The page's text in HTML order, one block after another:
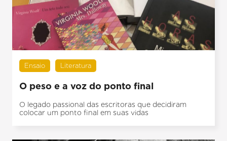
Ensaio Literatura
O peso e a voz do ponto final
O legado passional das escritoras que decidiram
colocar um ponto final em suas vidas